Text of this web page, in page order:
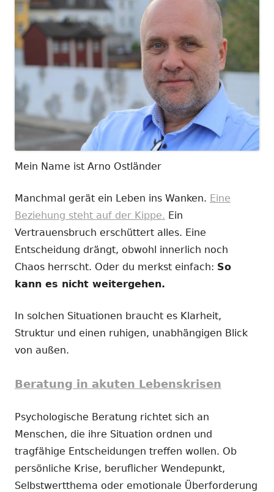
Mein Name ist Arno Ostländer
Manchmal gerät ein Leben ins Wanken. Eine
Beziehung steht auf der Kippe. Ein
Vertrauensbruch erschüttert alles. Eine
Entscheidung drängt, obwohl innerlich noch
Chaos herrscht. Oder du merkst einfach: So
kann es nicht weitergehen.
In solchen Situationen braucht es Klarheit,
Struktur und einen ruhigen, unabhängigen Blick
von außen.
Beratung in akuten Lebenskrisen
Psychologische Beratung richtet sich an
Menschen, die ihre Situation ordnen und
tragfähige Entscheidungen treffen wollen. Ob
persönliche Krise, beruflicher Wendepunkt,
Selbstwertthema oder emotionale Überforderung